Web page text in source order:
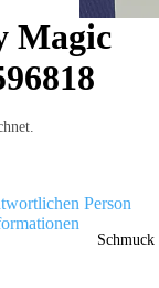
Schmuck
Magic
Person